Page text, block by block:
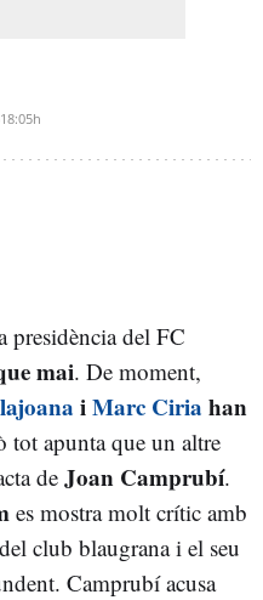
18:05h
presidència del FC
mai. De moment,
iMarc Ciria han
tot apunta que un altre
de Joan Camprubí.
es mostra molt crític amb
club blaugrana i el seu
Camprubí acusa